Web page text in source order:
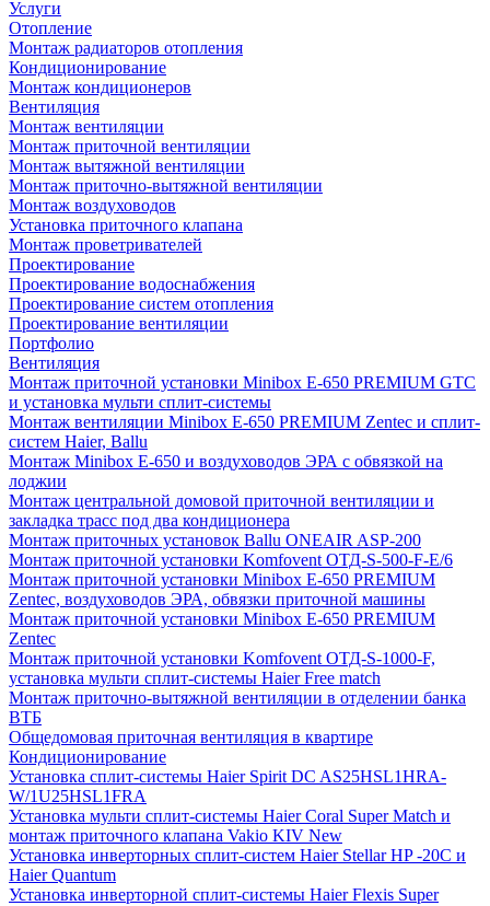
Услуги
Отопление
Монтаж радиаторов отопления
Кондиционирование
Монтаж кондиционеров
Вентиляция
Монтаж вентиляции
Монтаж приточной вентиляции
Монтаж вытяжной вентиляции
Монтаж приточно-вытяжной вентиляции
Монтаж воздуховодов
Установка приточного клапана
Монтаж проветривателей
Проектирование
Проектирование водоснабжения
Проектирование систем отопления
Проектирование вентиляции
Портфолио
Вентиляция
Монтаж приточной установки Minibox E-650 PREMIUM GTC
и установка мульти сплит-системы
Монтаж вентиляции Minibox E-650 PREMIUM Zentec и сплит-
систем Haier, Ballu
Монтаж Minibox E-650 и воздуховодов ЭРА с обвязкой на
лоджии
Монтаж центральной домовой приточной вентиляции и
закладка трасс под два кондиционера
Монтаж приточных установок Ballu ONEAIR ASP-200
Монтаж приточной установки Komfovent ОТД-S-500-F-E/6
Монтаж приточной установки Minibox E-650 PREMIUM
Zentec, воздуховодов ЭРА, обвязки приточной машины
Монтаж приточной установки Minibox E-650 PREMIUM
Zentec
Монтаж приточной установки Komfovent ОТД-S-1000-F,
установка мульти сплит-системы Haier Free match
Монтаж приточно-вытяжной вентиляции в отделении банка
ВТБ
Общедомовая приточная вентиляция в квартире
Кондиционирование
Установка сплит-системы Haier Spirit DC AS25HSL1HRA-
W/1U25HSL1FRA
Установка мульти сплит-системы Haier Coral Super Match и
монтаж приточного клапана Vakio KIV New
Установка инверторных сплит-систем Haier Stellar HP -20С и
Haier Quantum
Установка инверторной сплит-системы Haier Flexis Super